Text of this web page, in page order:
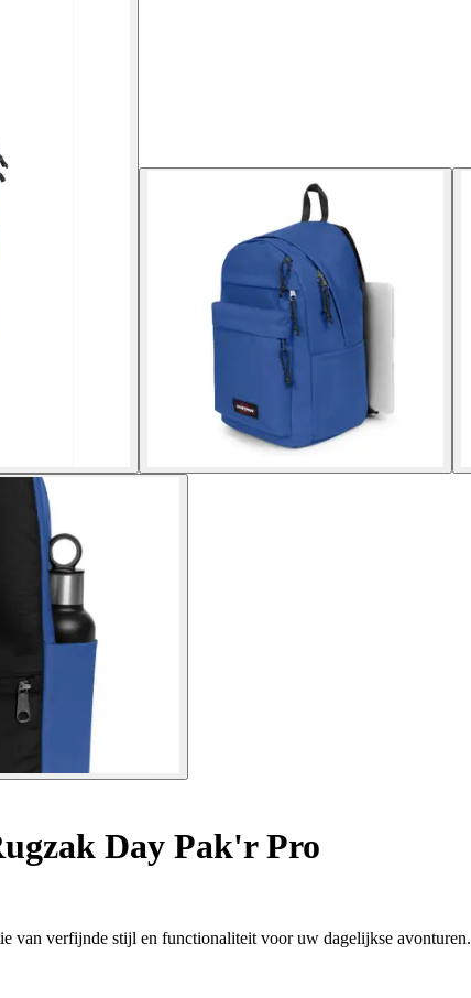
Day Pak'r Pro
van verfijnde stijl en functionaliteit voor uw dagelijkse avonturen.